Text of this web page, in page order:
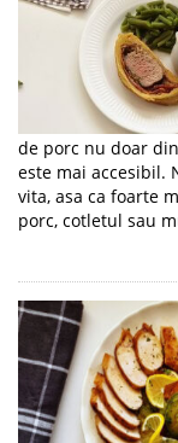
de porc nu doar
este mai accesibil.
vita, asa ca foarte
porc, cotletul sau